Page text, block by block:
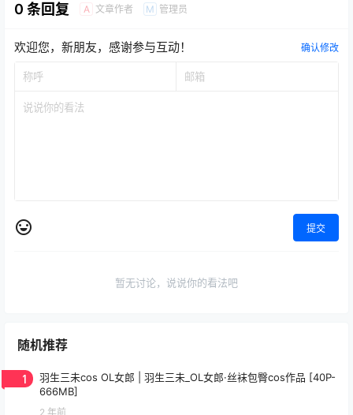
0 条回复 A 文章作者 M 管理员
欢迎您，新朋友，感谢参与互动！ 确认修改
提交
暂无讨论，说说你的看法吧
随机推荐
1
羽生三未cos OL女郎 | 羽生三未_OL女郎·丝袜包臀cos作品 [40P-
666MB]
2 年前